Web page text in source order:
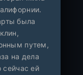
была
путем,
на дела
сейчас ей